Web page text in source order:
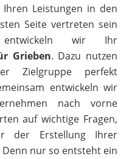
Leistungen in den
Seite vertreten sein
entwickeln wir Ihr
Grieben. Dazu nutzen
Zielgruppe perfekt
entwickeln wir
nach vorne
auf wichtige Fragen,
der Erstellung Ihrer
nur so entsteht ein